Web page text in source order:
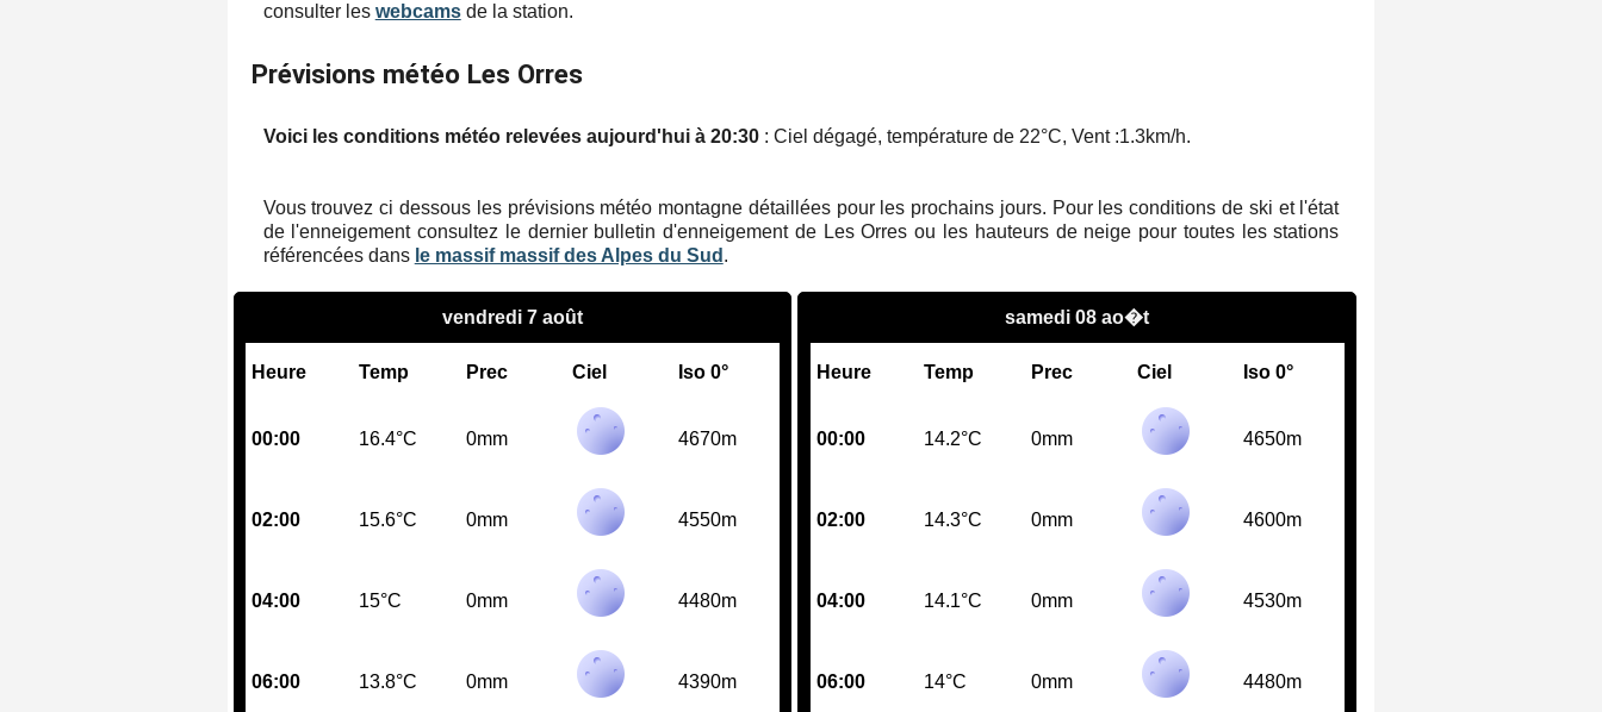
consulter les webcamsde la station.
Prévisions météo Les Orres
Voici les conditions météo relevées aujourd'hui à 20:30: Ciel dégagé, température de 22°C, Vent :1.3km/h.
Vous trouvez ci dessous les prévisions météo montagne détaillées pour les prochains jours. Pour les conditions de ski et l'état
de l'enneigement consultez le dernier bulletin d'enneigement de Les Orres ou les hauteurs de neige pour toutes les stations
référencées dans le massif massif des Alpes du Sud .
vendredi 7 août
Heure Temp Prec Ciel Iso 0°
00:00 16.4°C 0mm 4670m
02:00 15.6°C 0mm 4550m
04:00 15°C 0mm 4480m
06:00 13.8°C 0mm 4390m
samedi 08 ao�t
Heure Temp Prec Ciel Iso 0°
00:00 14.2°C 0mm 4650m
02:00 14.3°C 0mm 4600m
04:00 14.1°C 0mm 4530m
06:00 14°C 0mm 4480m